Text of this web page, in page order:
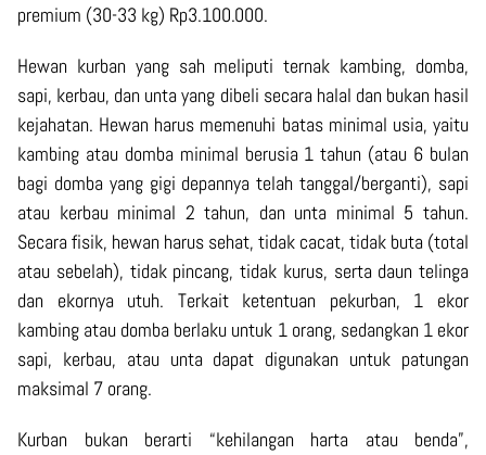
premium (30-33 kg) Rp3.100.000.
Hewan kurban yang sah meliputi ternak kambing, domba,
sapi, kerbau, dan unta yang dibeli secara halal dan bukan hasil
kejahatan. Hewan harus memenuhi batas minimal usia, yaitu
kambing atau domba minimal berusia 1 tahun (atau 6 bulan
bagi domba yang gigi depannya telah tanggal/berganti), sapi
atau kerbau minimal 2 tahun, dan unta minimal 5 tahun.
Secara fisik, hewan harus sehat, tidak cacat, tidak buta (total
atau sebelah), tidak pincang, tidak kurus, serta daun telinga
dan ekornya utuh. Terkait ketentuan pekurban, 1 ekor
kambing atau domba berlaku untuk 1 orang, sedangkan 1 ekor
sapi, kerbau, atau unta dapat digunakan untuk patungan
maksimal 7 orang.
Kurban bukan berarti “kehilangan harta atau benda”,